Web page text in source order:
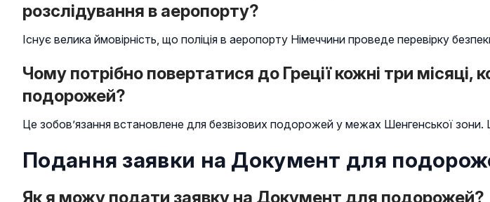
розслідування в аеропорту?
Існує велика ймовірність, що поліція в аеропорту Німеччини проведе перевірку
Чому потрібно повертатися до Греції кожні три
подорожей?
Це зобов’язання встановлене для безвізових подорожей у межах Шенгенської
Подання заявки на Документ для
Як я можу подати заявку на Документ для подорожей?